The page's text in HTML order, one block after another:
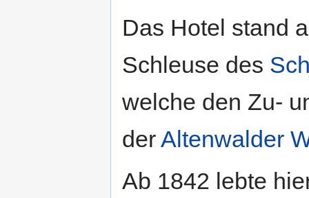
Das Hotel stand
Schleuse des
welche den Zu-
derAltenwalder
Ab 1842 lebte